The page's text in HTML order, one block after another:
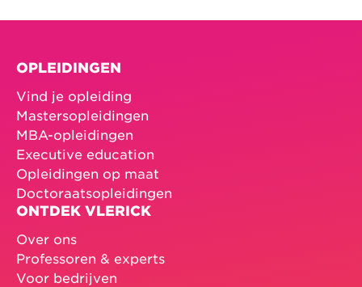
OPLEIDINGEN
Vind je opleiding
Mastersopleidingen
MBA-opleidingen
Executive education
Opleidingen op maat
Doctoraatsopleidingen
ONTDEK VLERICK
Over ons
Professoren & experts
Voor bedrijven